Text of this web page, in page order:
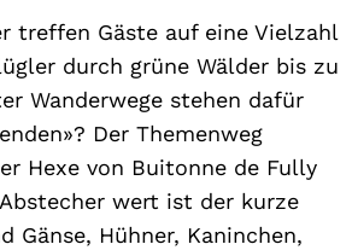
treffen Gäste auf eine Vielzahl
durch grüne Wälder bis zu
Wanderwege stehen dafür
Der Themenweg
Hexe von Buitonne de Fully
wert ist der kurze
Gänse, Hühner, Kaninchen,